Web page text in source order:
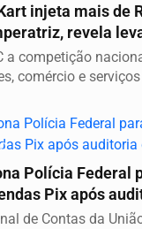
injeta mais de
revela
a competição
comércio e
Polícia Federal
Pix após
de Contas da